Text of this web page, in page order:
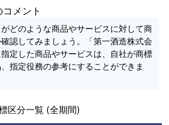
メント
がどのような商品やサービスに対して商
認してみましょう。「第一酒造株式会
定した商品やサービスは、自社が商標
指定役務の参考にすることができま
区分一覧 (全期間)